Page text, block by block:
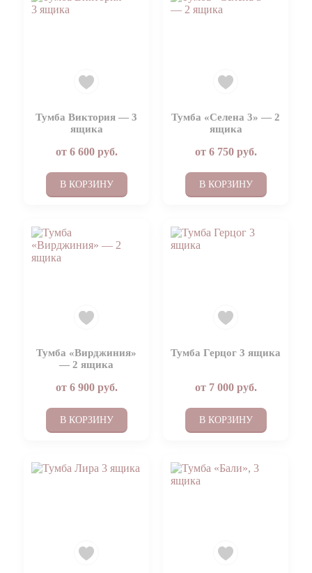
Тумба Виктория — 3
ящика
от 6 600руб.
В КОРЗИНУ
Тумба «Селена 3» — 2
ящика
от 6 750руб.
В КОРЗИНУ
Тумба «Вирджиния»
— 2 ящика
от 6 900руб.
В КОРЗИНУ
Тумба Герцог 3 ящика
от 7 000руб.
В КОРЗИНУ